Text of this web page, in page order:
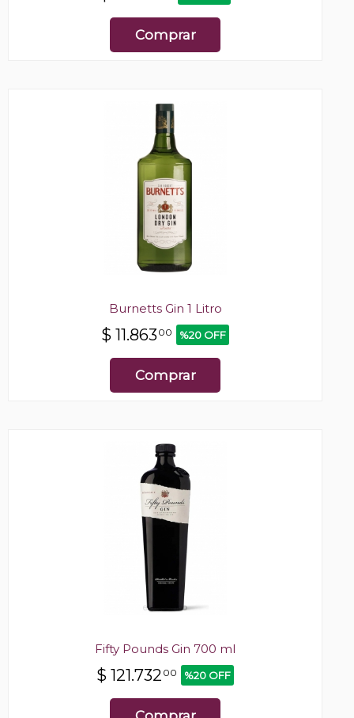
Comprar
Burnetts Gin 1 Litro
$ 11.863 00 %20 OFF
Comprar
Fifty Pounds Gin 700 ml
$ 121.732 00 %20 OFF